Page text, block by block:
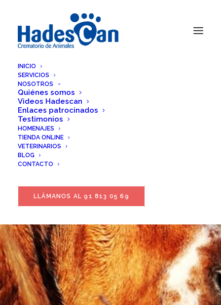
INICIO
SERVICIOS
NOSOTROS
Quiénes somos
Videos Hadescan
Enlaces patrocinados
Testimonios
HOMENAJES
TIENDA ONLINE
VETERINARIOS
BLOG
CONTACTO
LLÁMANOS AL 91 813 05 69